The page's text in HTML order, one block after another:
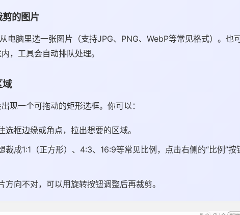
的图片
电脑里选一张图片（支持JPG、PNG、WebP等常见格式）。也
，工具会自动排队处理。
域
现一个可拖动的矩形选框。你可以：
选框边缘或角点，拉出想要的区域。
裁成1:1（正方形）、4:3、16:9等常见比例，点击右侧的“比例”按
方向不对，可以用旋转按钮调整后再裁剪。